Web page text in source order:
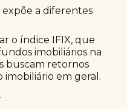
expõe a diferentes
o índice IFIX, que
imobiliários na
buscam retornos
imobiliário em geral.